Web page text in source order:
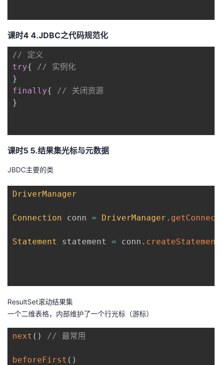
课时4 4.JDBC之代码规范化
// 定义
try{
// 实例化
}
finally{
// 关闭资源
}
课时5 5.结果集光标与元数据
JBDC主要的类
DriverManager
Connection conn = DriverManager .
Statement statement = conn . createStatement
ResultSet滚动结果集
一个二维表格，内部维护了一个行光标（游标）
next ( ) // 最常用
beforeFirst ( )